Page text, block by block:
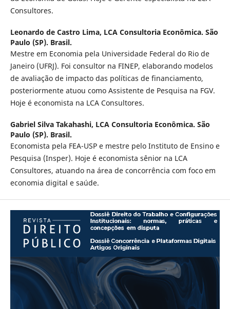
Consultores.
Leonardo de Castro Lima, LCA Consultoria Econômica. São
Paulo (SP). Brasil.
Mestre em Economia pela Universidade Federal do Rio de
Janeiro (UFRJ). Foi consultor na FINEP, elaborando modelos
de avaliação de impacto das políticas de financiamento,
posteriormente atuou como Assistente de Pesquisa na FGV.
Hoje é economista na LCA Consultores.
Gabriel Silva Takahashi, LCA Consultoria Econômica. São
Paulo (SP). Brasil.
Economista pela FEA-USP e mestre pelo Instituto de Ensino e
Pesquisa (Insper). Hoje é economista sênior na LCA
Consultores, atuando na área de concorrência com foco em
economia digital e saúde.